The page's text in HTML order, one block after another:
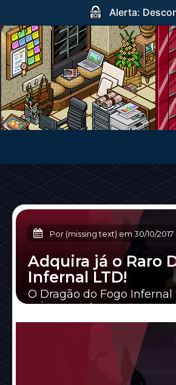
Alerta:
Por (missing text) em30/10/2017
Adquira já o Raro
Infernal LTD!
O Dragão do Fogo
coisa que atravesse o seu